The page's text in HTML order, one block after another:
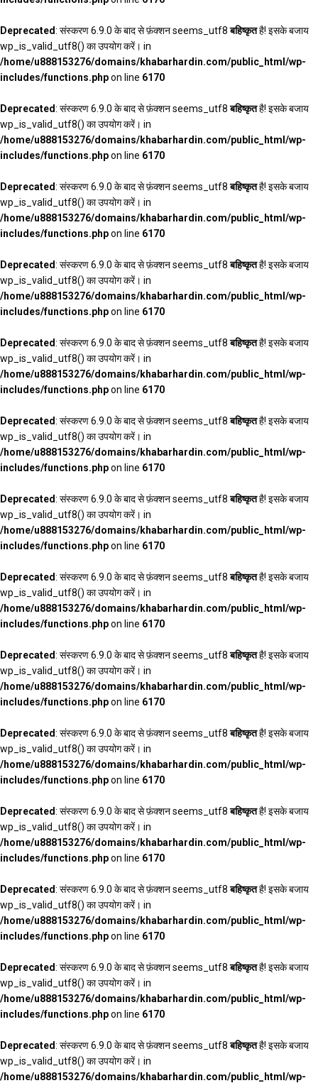
Deprecated: संस्करण 6.9.0 के बाद से फ़ंक्शन seems_utf8बहिष्कृतहै! इसके बजाय
wp_is_valid_utf8() का उपयोग करें। in
/home/u888153276/domains/khabarhardin.com/public_html/wp-
includes/functions.phpon line 6170
Deprecated: संस्करण 6.9.0 के बाद से फ़ंक्शन seems_utf8बहिष्कृतहै! इसके बजाय
wp_is_valid_utf8() का उपयोग करें। in
/home/u888153276/domains/khabarhardin.com/public_html/wp-
includes/functions.phpon line 6170
Deprecated: संस्करण 6.9.0 के बाद से फ़ंक्शन seems_utf8बहिष्कृतहै! इसके बजाय
wp_is_valid_utf8() का उपयोग करें। in
/home/u888153276/domains/khabarhardin.com/public_html/wp-
includes/functions.phpon line 6170
Deprecated: संस्करण 6.9.0 के बाद से फ़ंक्शन seems_utf8बहिष्कृतहै! इसके बजाय
wp_is_valid_utf8() का उपयोग करें। in
/home/u888153276/domains/khabarhardin.com/public_html/wp-
includes/functions.phpon line 6170
Deprecated: संस्करण 6.9.0 के बाद से फ़ंक्शन seems_utf8बहिष्कृतहै! इसके बजाय
wp_is_valid_utf8() का उपयोग करें। in
/home/u888153276/domains/khabarhardin.com/public_html/wp-
includes/functions.phpon line 6170
Deprecated: संस्करण 6.9.0 के बाद से फ़ंक्शन seems_utf8बहिष्कृतहै! इसके बजाय
wp_is_valid_utf8() का उपयोग करें। in
/home/u888153276/domains/khabarhardin.com/public_html/wp-
includes/functions.phpon line 6170
Deprecated: संस्करण 6.9.0 के बाद से फ़ंक्शन seems_utf8बहिष्कृतहै! इसके बजाय
wp_is_valid_utf8() का उपयोग करें। in
/home/u888153276/domains/khabarhardin.com/public_html/wp-
includes/functions.phpon line 6170
Deprecated: संस्करण 6.9.0 के बाद से फ़ंक्शन seems_utf8बहिष्कृतहै! इसके बजाय
wp_is_valid_utf8() का उपयोग करें। in
/home/u888153276/domains/khabarhardin.com/public_html/wp-
includes/functions.phpon line 6170
Deprecated: संस्करण 6.9.0 के बाद से फ़ंक्शन seems_utf8बहिष्कृतहै! इसके बजाय
wp_is_valid_utf8() का उपयोग करें। in
/home/u888153276/domains/khabarhardin.com/public_html/wp-
includes/functions.phpon line 6170
Deprecated: संस्करण 6.9.0 के बाद से फ़ंक्शन seems_utf8बहिष्कृतहै! इसके बजाय
wp_is_valid_utf8() का उपयोग करें। in
/home/u888153276/domains/khabarhardin.com/public_html/wp-
includes/functions.phpon line 6170
Deprecated: संस्करण 6.9.0 के बाद से फ़ंक्शन seems_utf8बहिष्कृतहै! इसके बजाय
wp_is_valid_utf8() का उपयोग करें। in
/home/u888153276/domains/khabarhardin.com/public_html/wp-
includes/functions.phpon line 6170
Deprecated: संस्करण 6.9.0 के बाद से फ़ंक्शन seems_utf8बहिष्कृतहै! इसके बजाय
wp_is_valid_utf8() का उपयोग करें। in
/home/u888153276/domains/khabarhardin.com/public_html/wp-
includes/functions.phpon line 6170
Deprecated: संस्करण 6.9.0 के बाद से फ़ंक्शन seems_utf8बहिष्कृतहै! इसके बजाय
wp_is_valid_utf8() का उपयोग करें। in
/home/u888153276/domains/khabarhardin.com/public_html/wp-
includes/functions.phpon line 6170
Deprecated: संस्करण 6.9.0 के बाद से फ़ंक्शन seems_utf8बहिष्कृतहै! इसके बजाय
wp_is_valid_utf8() का उपयोग करें। in
/home/u888153276/domains/khabarhardin.com/public_html/wp-